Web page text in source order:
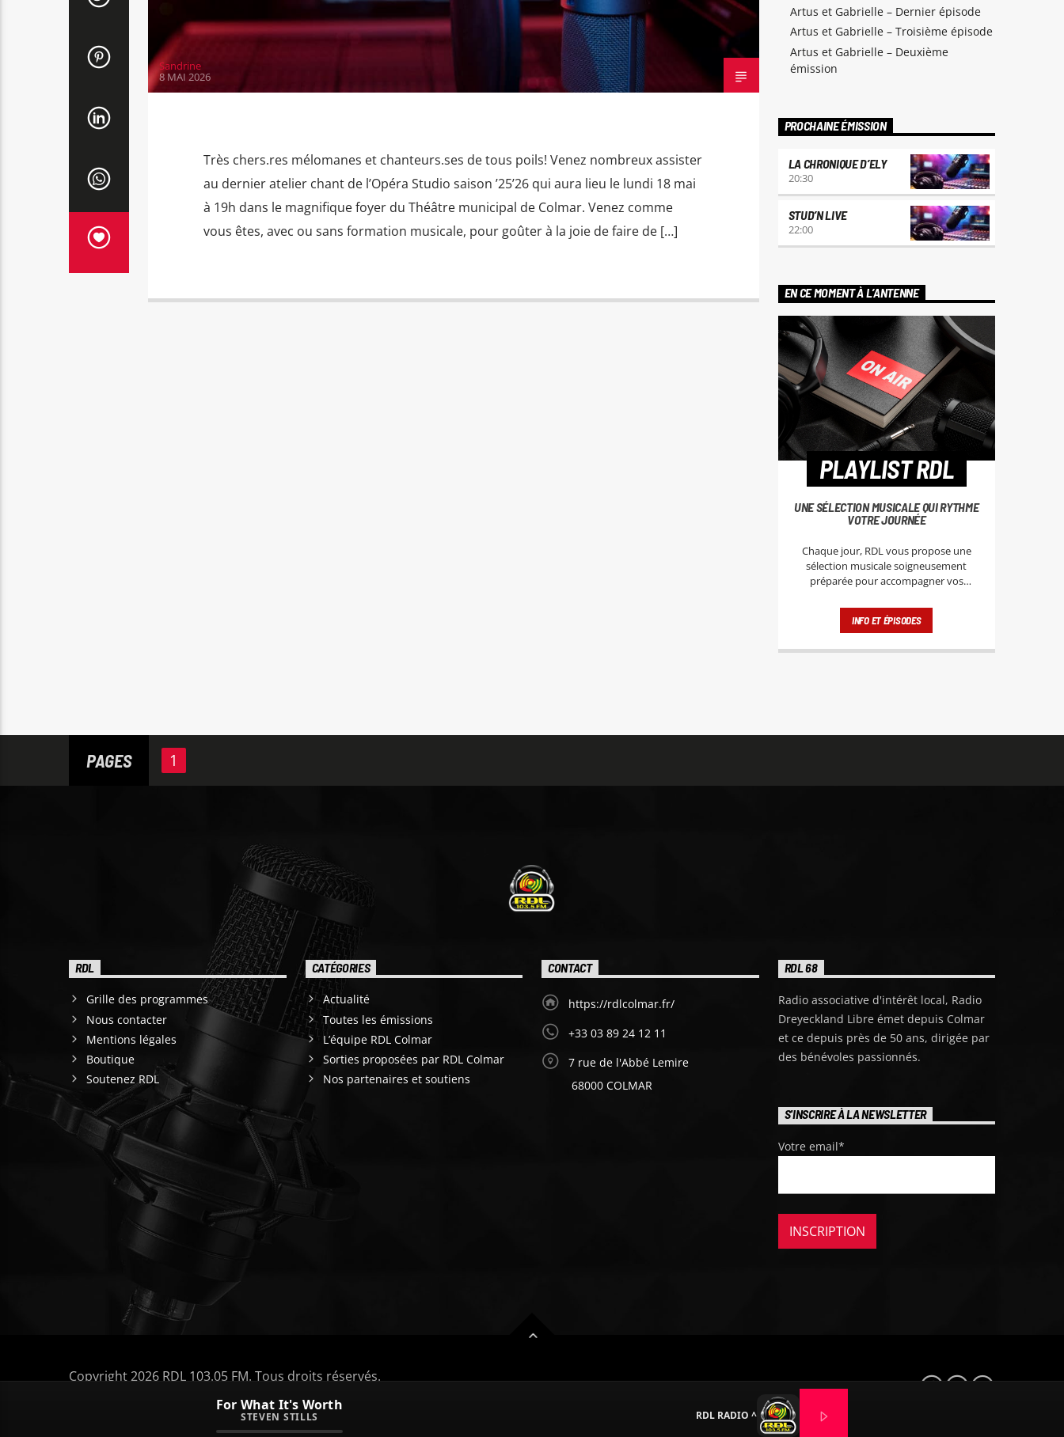
Sandrine
8 MAI 2026
Très chers.res mélomanes et chanteurs.ses de tous poils! Venez nombreux assister
au dernier atelier chant de l’Opéra Studio saison ’25’26 qui aura lieu le lundi 18 mai
à 19h dans le magnifique foyer du Théâtre municipal de Colmar. Venez comme
vous êtes, avec ou sans formation musicale, pour goûter à la joie de faire de […]
Artus et Gabrielle – Dernier épisode
Artus et Gabrielle – Troisième épisode
Artus et Gabrielle – Deuxième
émission
PROCHAINE ÉMISSION
LA CHRONIQUE D’ELY
20:30
STUD’N LIVE
22:00
EN CE MOMENT À L’ANTENNE
PLAYLIST RDL
UNE SÉLECTION MUSICALE QUI RYTHME
VOTRE JOURNÉE
Chaque jour, RDL vous propose une
sélection musicale soigneusement
préparée pour accompagner vos
rassemble les titres incontournables du
moment, les nouveautés à découvrir,
les générations. La diffusion de la
meilleur de la musique, à tout moment
de la journée.
RDL – Le son qui vous
INFO ET ÉPISODES
PAGES 1
RDL
Grille des programmes
Nous contacter
Mentions légales
Boutique
Soutenez RDL
CATÉGORIES
Actualité
Toutes les émissions
L’équipe RDL Colmar
Sorties proposées par RDL Colmar
Nos partenaires et soutiens
CONTACT
https://rdlcolmar.fr/
+33 03 89 24 12 11
7 rue de l'Abbé Lemire
68000 COLMAR
RDL 68
Radio associative d'intérêt local, Radio
Dreyeckland Libre émet depuis Colmar
et ce depuis près de 50 ans, dirigée par
des bénévoles passionnés.
S'INSCRIRE À LA NEWSLETTER
Votre email*
Copyright 2026 RDL 103.05 FM. Tous droits réservés.
TOUTES LES ÉMISSIONS L’ÉQUIPE RDL COLMAR
For What It's Worth
STEVEN STILLS RDL RADIO ^